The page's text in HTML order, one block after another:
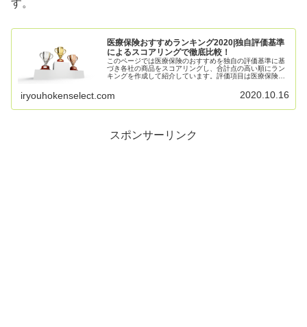
す。
医療保険おすすめランキング2020|独自評価基準
によるスコアリングで徹底比較！
このページでは医療保険のおすすめを独自の評価基準に基
づき各社の商品をスコアリングし、合計点の高い順にラン
キングを作成して紹介しています。評価項目は医療保険を
ではありますが結果として他の専門サイトでも人気のある
医療保険と近しい結果になっているケースも高いです。
iryouhokenselect.com 2020.10.16
スポンサーリンク